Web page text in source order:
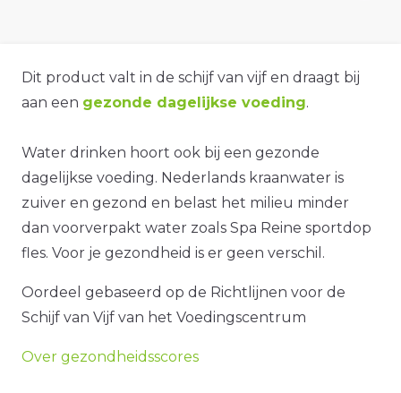
Dit product valt in de schijf van vijf en draagt bij
aan een gezonde dagelijkse voeding.
Water drinken hoort ook bij een gezonde
dagelijkse voeding. Nederlands kraanwater is
zuiver en gezond en belast het milieu minder
dan voorverpakt water zoals Spa Reine sportdop
fles. Voor je gezondheid is er geen verschil.
Oordeel gebaseerd op de Richtlijnen voor de
Schijf van Vijf van het Voedingscentrum
Over gezondheidsscores